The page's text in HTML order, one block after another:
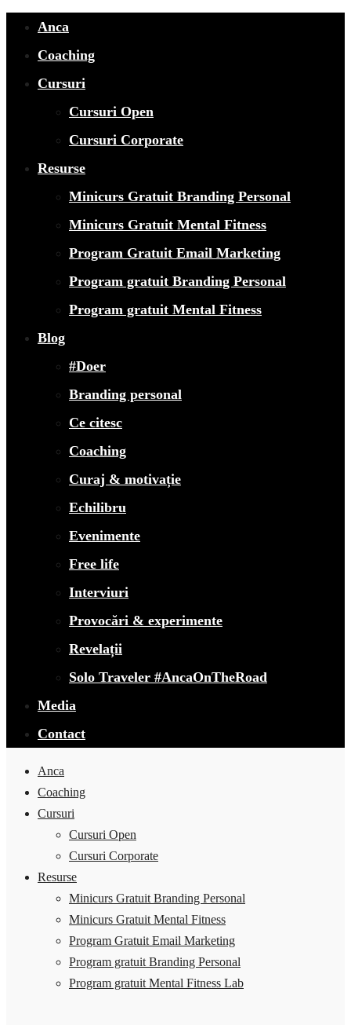
Anca
Coaching
Cursuri
Cursuri Open
Cursuri Corporate
Resurse
Minicurs Gratuit Branding Personal
Minicurs Gratuit Mental Fitness
Program Gratuit Email Marketing
Program gratuit Branding Personal
Program gratuit Mental Fitness
Blog
#Doer
Branding personal
Ce citesc
Coaching
Curaj & motivație
Echilibru
Evenimente
Free life
Interviuri
Provocări & experimente
Revelații
Solo Traveler #AncaOnTheRoad
Media
Contact
Anca
Coaching
Cursuri
Cursuri Open
Cursuri Corporate
Resurse
Minicurs Gratuit Branding Personal
Minicurs Gratuit Mental Fitness
Program Gratuit Email Marketing
Program gratuit Branding Personal
Program gratuit Mental Fitness Lab